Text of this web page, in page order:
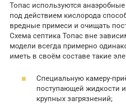
Топас используются анаэробные
под действием кислорода
вредные примеси и очищать
Схема септика Топас вне
модели всегда примерно
иметь в своём составе такие
Специальную камеру-
поступающей жидкости
крупных загрязнений;